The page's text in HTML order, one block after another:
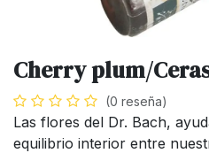
Cherry plum/
(0 reseña)
Las flores del Dr. Bach,
equilibrio interior entre